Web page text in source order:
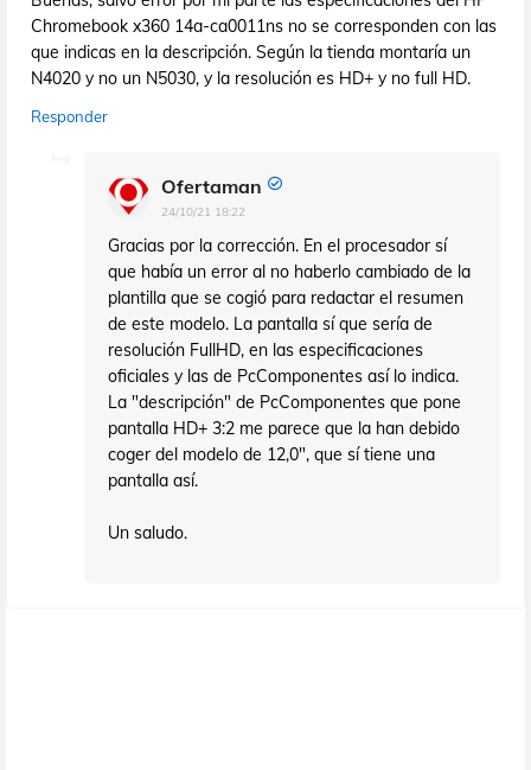
Chromebook x360 14a-ca0011ns no se corresponden con las
que indicas en la descripción. Según la tienda montaría un
N4020 y no un N5030, y la resolución es HD+ y no full HD.
Responder
Ofertaman
24/10/21 18:22
Gracias por la corrección. En el procesador sí
que había un error al no haberlo cambiado de la
plantilla que se cogió para redactar el resumen
de este modelo. La pantalla sí que sería de
resolución FullHD, en las especificaciones
oficiales y las de PcComponentes así lo indica.
La "descripción" de PcComponentes que pone
pantalla HD+ 3:2 me parece que la han debido
coger del modelo de 12,0", que sí tiene una
pantalla así.
Un saludo.